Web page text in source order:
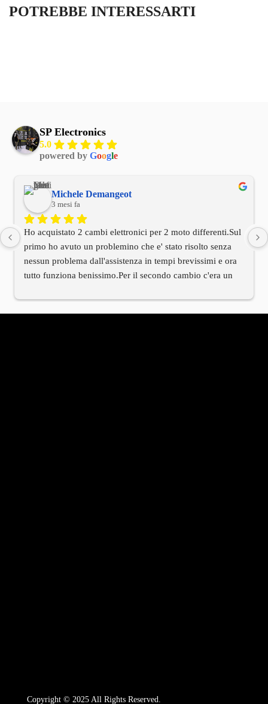
POTREBBE INTERESSARTI
SP Electronics
5.0
powered by Google
Michele Demangeot
3 mesi fa
Ho acquistato 2 cambi elettronici per 2 moto differenti.Sul
primo ho avuto un problemino che e' stato risolto senza
nessun problema dall'assistenza in tempi brevissimi e ora
tutto funziona benissimo.Per il secondo cambio c'era un
contattato l'assistenza tecnica e anche qui in tempi
Copyright © 2025 All Rights Reserved.